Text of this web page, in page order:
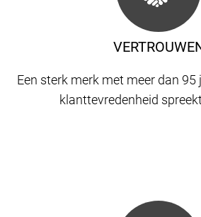
Een sterk merk met meer dan 95
klanttevredenheid